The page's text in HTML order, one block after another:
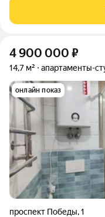
городской среды и
работать, развиваться и
4 900 000 ₽
14,7 м² апартаменты-
онлайн показ
проспект Победы,1